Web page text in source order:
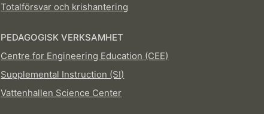
Totalförsvar och krishantering
PEDAGOGISK VERKSAMHET
Centre for Engineering Education (CEE)
Supplemental Instruction (SI)
Vattenhallen Science Center